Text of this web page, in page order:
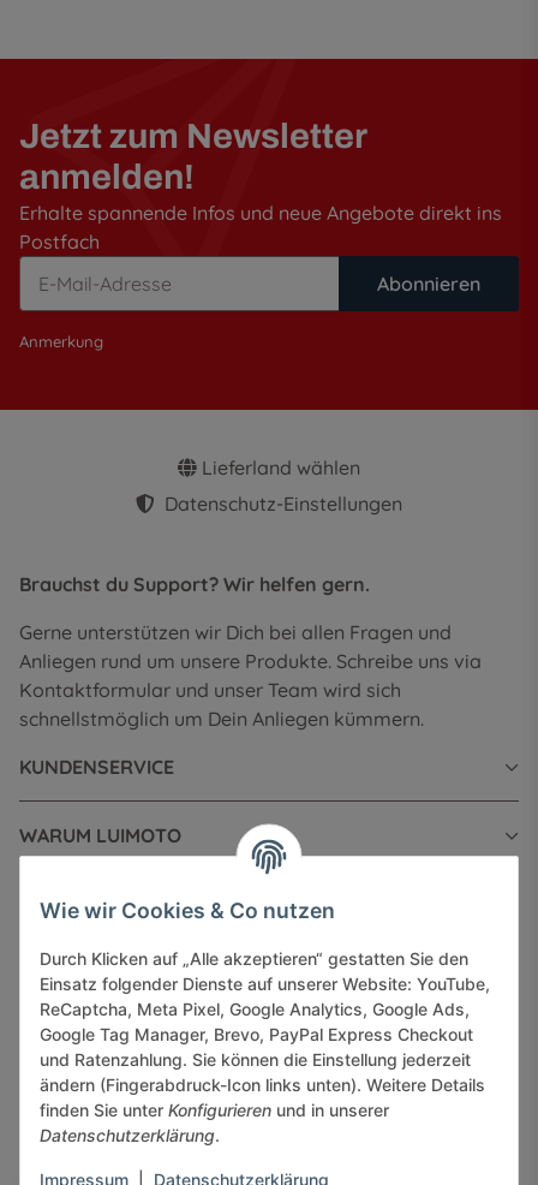
Jetzt zum Newsletter
anmelden!
Erhalte spannende Infos und neue Angebote direkt ins
Postfach
Abonnieren
Anmerkung
Lieferland wählen
Datenschutz-Einstellungen
Brauchst du Support? Wir helfen gern.
Gerne unterstützen wir Dich bei allen Fragen und
Anliegen rund um unsere Produkte. Schreibe uns via
Kontaktformular und unser Team wird sich
schnellstmöglich um Dein Anliegen kümmern.
KUNDENSERVICE
WARUM LUIMOTO
INFORMATIONEN
GESETZLICHE INFORMATIONEN
Sicher bezahlen via:
Wie wir Cookies & Co nutzen
Durch Klicken auf „Alle akzeptieren“ gestatten Sie den
Einsatz folgender Dienste auf unserer Website: YouTube,
ReCaptcha, Meta Pixel, Google Analytics, Google Ads,
Google Tag Manager, Brevo, PayPal Express Checkout
und Ratenzahlung. Sie können die Einstellung jederzeit
ändern (Fingerabdruck-Icon links unten). Weitere Details
finden Sie unter Konfigurieren und in unserer
Datenschutzerklärung.
Impressum Datenschutzerklärung